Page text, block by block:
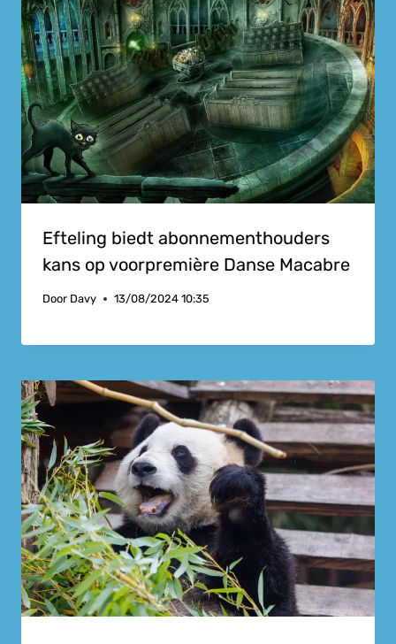
Efteling biedt abonnementhouders
kans op voorpremière Danse Macabre
Door Davy 13/08/2024 10:35